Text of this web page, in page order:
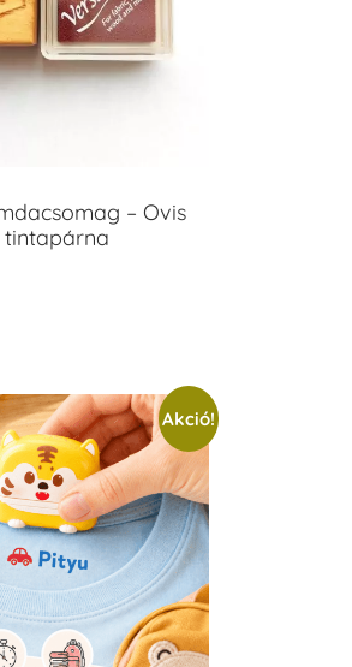
– Ovis
tintapárna
Akció!